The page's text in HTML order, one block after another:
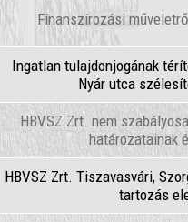
Finanszírozási
Ingatlan tulajdonjogának
Nyár utca
HBVSZ Zrt. nem
határozatainak
HBVSZ Zrt. Tiszavasvári,
tartozás